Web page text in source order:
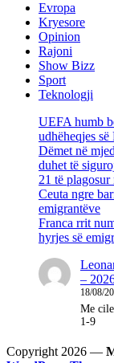
Evropa
Kryesore
Opinion
Rajoni
Show Bizz
Sport
Teknologji
UEFA humb
udhëheqjes
Dëmet në
duhet të
21 të
Ceuta ngre
emigrantëve
Franca rrit
hyrjes së
–
18/08/
Me
1-9
Copyright 2026 —